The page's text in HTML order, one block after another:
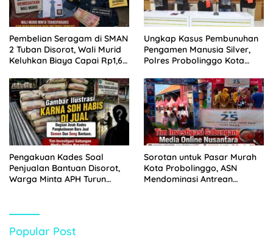
Pembelian Seragam di SMAN
2 Tuban Disorot, Wali Murid
Keluhkan Biaya Capai Rp1,6
Ungkap Kasus Pembunuhan
Pengamen Manusia Silver,
Polres Probolinggo Kota
Pengakuan Kades Soal
Penjualan Bantuan Disorot,
Warga Minta APH Turun
Sorotan untuk Pasar Murah
Kota Probolinggo, ASN
Mendominasi Antrean
Popular Post